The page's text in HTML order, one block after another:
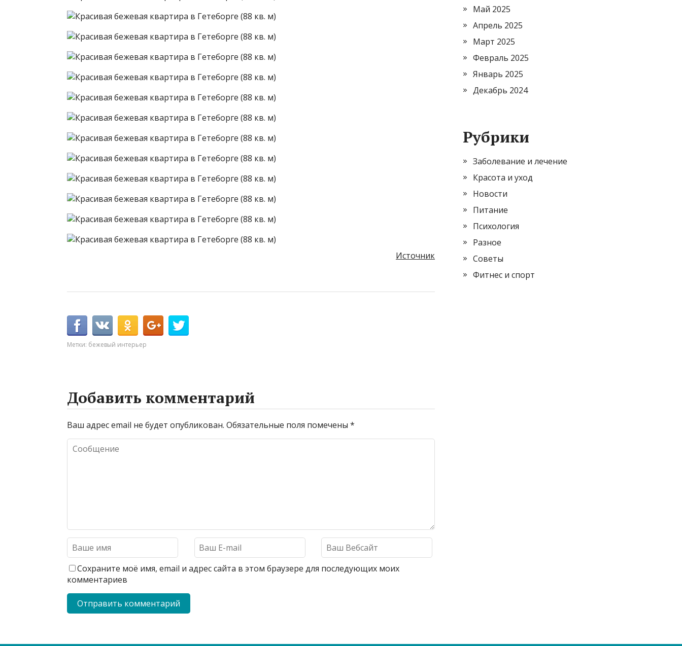
Источник
Метки: бежевый интерьер
Добавить комментарий
Ваш адрес email не будет опубликован. Обязательные поля помечены *
Сохраните моё имя, email и адрес сайта в этом браузере для последующих моих
комментариев
Май 2025
Апрель 2025
Март 2025
Февраль 2025
Январь 2025
Декабрь 2024
Рубрики
Заболевание и лечение
Красота и уход
Новости
Питание
Психология
Разное
Советы
Фитнес и спорт